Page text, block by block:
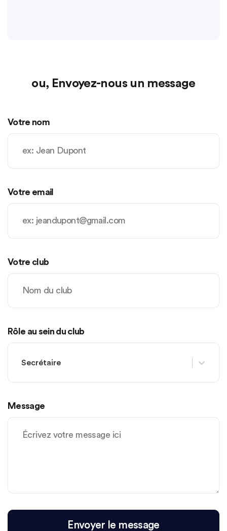
ou, Envoyez-nous un message
Votre nom
Votre email
Votre club
Rôle au sein du club
Secrétaire
Message
Envoyer le message